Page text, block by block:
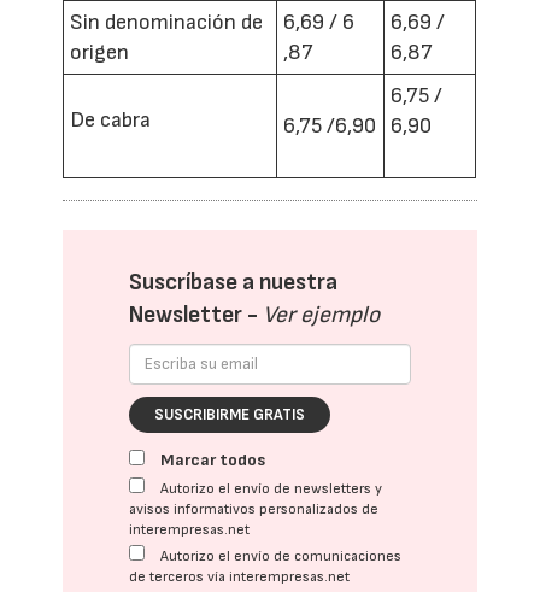
Sin denominación de
origen
6,69 / 6
,87
6,69 /
6,87
De cabra 6,75 /6,90
6,75 /
6,90
Suscríbase a nuestra
Newsletter - Ver ejemplo
SUSCRIBIRME GRATIS
Marcar todos
Autorizo el envío de newsletters y
avisos informativos personalizados de
interempresas.net
Autorizo el envío de comunicaciones
de terceros vía interempresas.net